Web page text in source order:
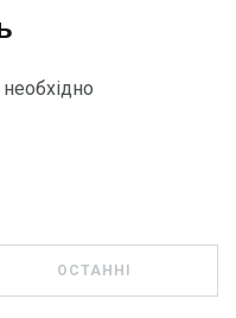
ОСТАННІ